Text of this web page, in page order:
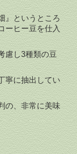
』というところ
ーヒー豆を仕入
慮し3種類の豆
寧に抽出してい
の、非常に美味